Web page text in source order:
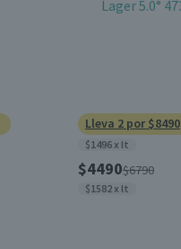
Lleva 2 por $8490
$1496 x lt
$4490$6790
$1582 x lt